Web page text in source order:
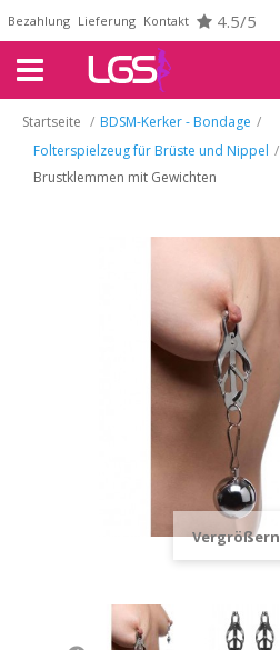
Bezahlung Lieferung Kontakt 4.5/5
Startseite / BDSM-Kerker - Bondage /
Folterspielzeug für Brüste und Nippel /
Brustklemmen mit Gewichten
Vergrößern